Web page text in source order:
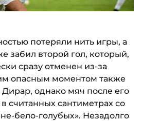
потеряли нить игры, а
забил второй гол, который,
сразу отменен из-за
опасным моментом также
однако мяч после его
считанных сантиметрах со
бело-голубых». Незадолго